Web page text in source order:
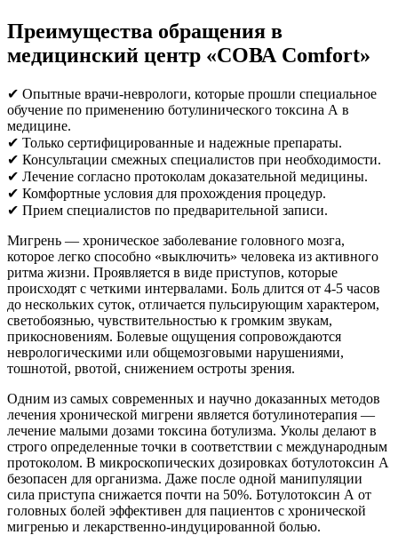
Преимущества обращения в
медицинский центр «СОВА Comfort»
✔ Опытные врачи-неврологи, которые прошли специальное
обучение по применению ботулинического токсина А в
медицине.
✔ Только сертифицированные и надежные препараты.
✔ Консультации смежных специалистов при необходимости.
✔ Лечение согласно протоколам доказательной медицины.
✔ Комфортные условия для прохождения процедур.
✔ Прием специалистов по предварительной записи.
Мигрень ― хроническое заболевание головного мозга,
которое легко способно «выключить» человека из активного
ритма жизни. Проявляется в виде приступов, которые
происходят с четкими интервалами. Боль длится от 4-5 часов
до нескольких суток, отличается пульсирующим характером,
светобоязнью, чувствительностью к громким звукам,
прикосновениям. Болевые ощущения сопровождаются
неврологическими или общемозговыми нарушениями,
тошнотой, рвотой, снижением остроты зрения.
Одним из самых современных и научно доказанных методов
лечения хронической мигрени является ботулинотерапия —
лечение малыми дозами токсина ботулизма. Уколы делают в
строго определенные точки в соответствии с международным
протоколом. В микроскопических дозировках ботулотоксин А
безопасен для организма. Даже после одной манипуляции
сила приступа снижается почти на 50%. Ботулотоксин А от
головных болей эффективен для пациентов с хронической
мигренью и лекарственно-индуцированной болью.